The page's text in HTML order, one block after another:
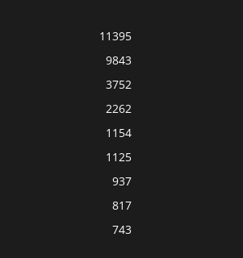
11395
9843
3752
2262
1154
1125
937
817
743